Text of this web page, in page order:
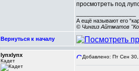
просмотреть под
А ещё называют его
© Чингиз Айтматов
Вернуться к началу
lynxlynx
Кадет
Добавлено: Пт Сен